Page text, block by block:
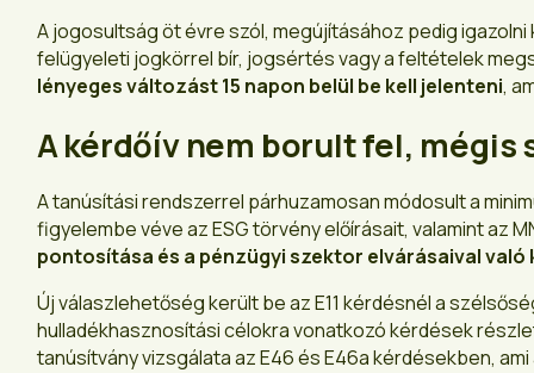
A jogosultság öt évre szól, megújításához pedig
felügyeleti jogkörrel bír, jogsértés vagy a feltételek
lényeges változást 15 napon belül be kell jelenteni,
A kérdőív nem borult fel,
A tanúsítási rendszerrel párhuzamosan módosult a
figyelembe véve az ESG törvény előírásait, valamint az
pontosítása és a pénzügyi szektor elvárásaival való
Új válaszlehetőség került be az E11 kérdésnél a
hulladékhasznosítási célokra vonatkozó kérdések
tanúsítvány vizsgálata az E46 és E46a kérdésekben,